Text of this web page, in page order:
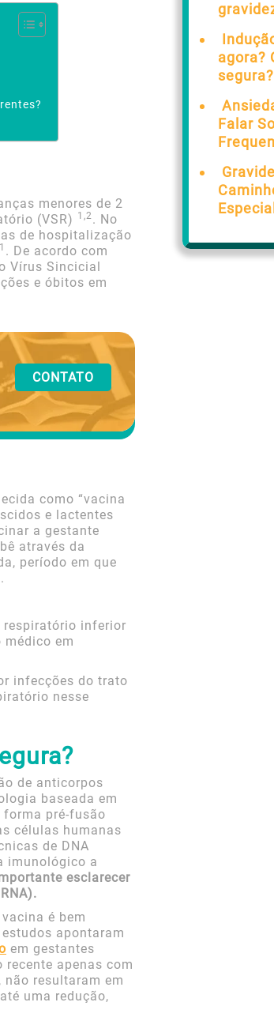
menores de 2
(VSR) 1,2. No
de hospitalização
1 . De acordo com
Vírus Sincicial
e óbitos em
CONTATO
como “vacina
e lactentes
a gestante
através da
período em que
.
respiratório inferior
médico em
infecções do trato
nesse
de anticorpos
baseada em
forma pré-fusão
células humanas
de DNA
imunológico a
esclarecer
é bem
apontaram
em gestantes
recente apenas com
resultaram em
uma redução,
agora?
segura?
Falar